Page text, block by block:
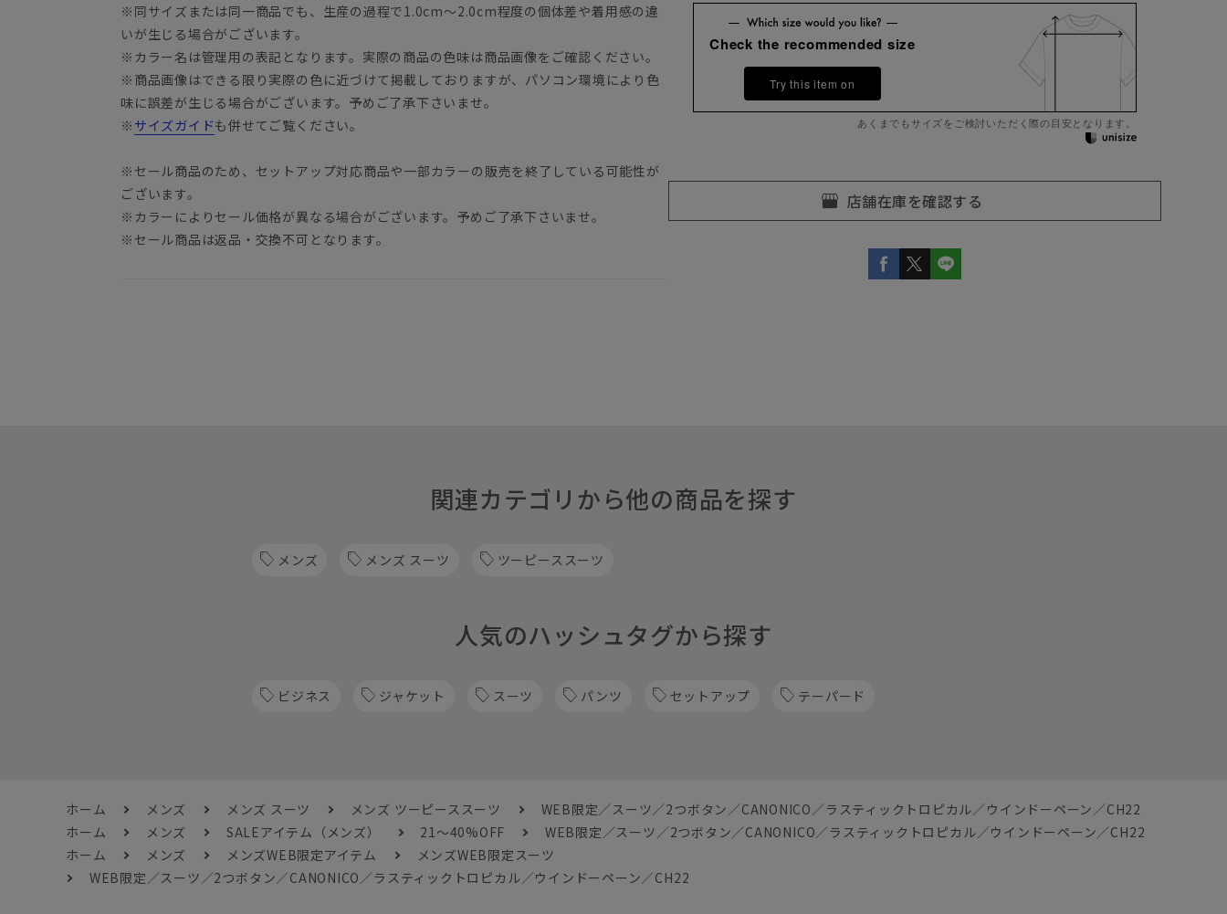
※同サイズまたは同一商品でも、生産の過程で1.0cm～2.0cm程度の個体差や着用感の違
いが生じる場合がございます。
※カラー名は管理用の表記となります。実際の商品の色味は商品画像をご確認ください。
※商品画像はできる限り実際の色に近づけて掲載しておりますが、パソコン環境により色
味に誤差が生じる場合がございます。予めご了承下さいませ。
※ サイズガイドも併せてご覧ください。
※セール商品のため、セットアップ対応商品や一部カラーの販売を終了している可能性が
ございます。
※カラーによりセール価格が異なる場合がございます。予めご了承下さいませ。
※セール商品は返品・交換不可となります。
Check the recommended size
Try this item on
あくまでもサイズをご検討いただく際の目安となります。
関連カテゴリから他の商品を探す
メンズ メンズ スーツ ツーピーススーツ
人気のハッシュタグから探す
ビジネス ジャケット スーツ パンツ セットアップ テーパード
ホーム メンズ メンズ スーツ メンズ ツーピーススーツ
WEB限定／スーツ／2つボタン／CANONICO／ラスティックトロピカル／ウインドーペーン／CH22
ホーム
メンズ SALEアイテム（メンズ） 21～40%OFF
WEB限定／スーツ／2つボタン／CANONICO／ラスティックトロピカル／ウインドーペーン／CH22
ホーム
メンズ メンズWEB限定アイテム
メンズWEB限定スーツ
WEB限定／スーツ／2つボタン／CANONICO／ラスティックトロピカル／ウインドーペーン／CH22